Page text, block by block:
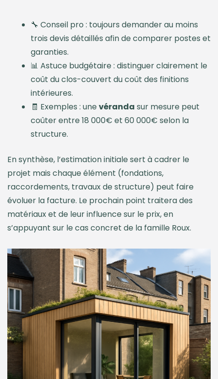
🔧 Conseil pro : toujours demander au moins
trois devis détaillés afin de comparer postes et
garanties.
📊 Astuce budgétaire : distinguer clairement le
coût du clos-couvert du coût des finitions
intérieures.
🧾 Exemples : unevéranda sur mesure peut
coûter entre 18 000€ et 60 000€ selon la
structure.
En synthèse, l’estimation initiale sert à cadrer le
projet mais chaque élément (fondations,
raccordements, travaux de structure) peut faire
évoluer la facture. Le prochain point traitera des
matériaux et de leur influence sur le prix, en
s’appuyant sur le cas concret de la famille Roux.